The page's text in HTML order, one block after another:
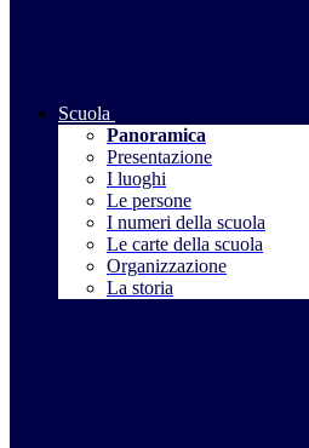
Scuola
Panoramica
Presentazione
I luoghi
Le persone
I numeri della scuola
Le carte della scuola
Organizzazione
La storia